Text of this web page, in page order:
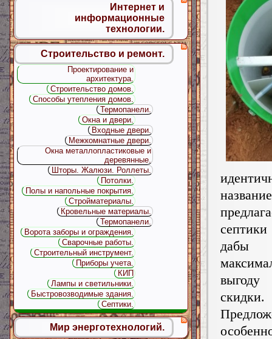
дабы
скидки.
Интернет и
информационные
технологии.
Строительство и ремонт.
Проектирование и
архитектура.
Строительство домов.
Способы утепления домов.
Термопанели.
Окна и двери.
Входные двери.
Межкомнатные двери.
Окна металлопластиковые и
деревянные.
Шторы. Жалюзи. Роллеты.
Потолки.
Полы и напольные покрытия.
Стройматериалы.
Кровельные материалы.
Термопанели.
Ворота заборы и ограждения.
Сварочные работы.
Строительный инструмент.
Приборы учета.
КИП
Лампы и светильники.
Быстровозводимые здания.
Септики.
Мир энерготехнологий.